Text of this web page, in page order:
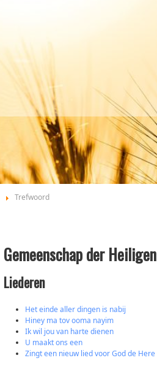
Trefwoord
Gemeenschap der Heiligen
Liederen
Het einde aller dingen is nabij
Hiney ma tov ooma nayim
Ik wil jou van harte dienen
U maakt ons een
Zingt een nieuw lied voor God de Here